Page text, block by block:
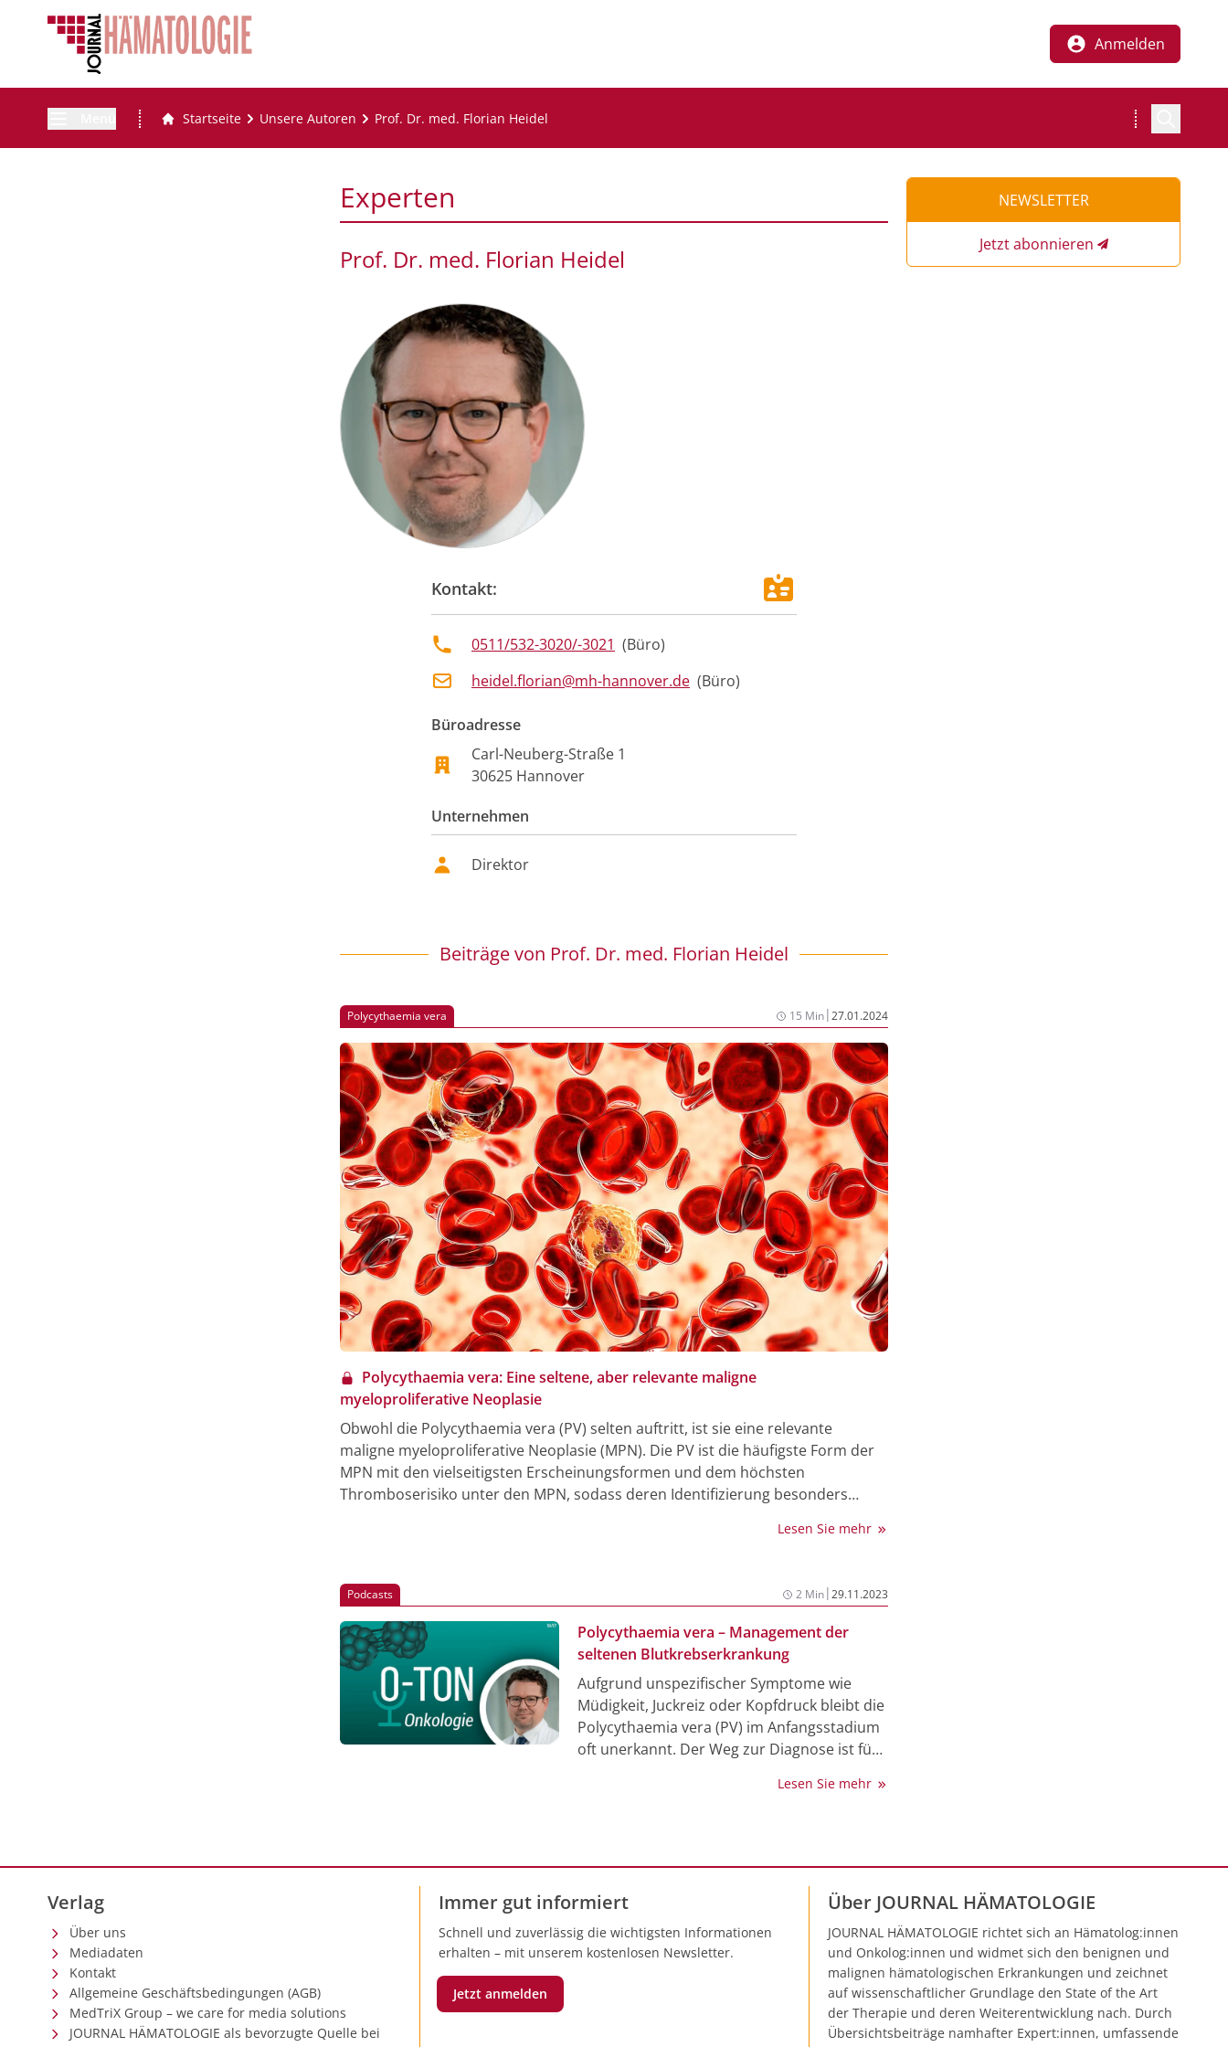
Anmelden
Startseite Unsere Autoren Prof. Dr. med. Florian Heidel
Experten
Prof. Dr. med. Florian Heidel
Kontakt:
0511/532-3020/-3021 (Büro)
heidel.florian@mh-hannover.de (Büro)
Büroadresse
Carl-Neuberg-Straße 1
30625 Hannover
Unternehmen
Direktor
Beiträge von Prof. Dr. med. Florian Heidel
Polycythaemia vera 15 Min|27.01.2024
Polycythaemia vera: Eine seltene, aber relevante maligne
myeloproliferative Neoplasie
Obwohl die Polycythaemia vera (PV) selten auftritt, ist sie eine relevante
maligne myeloproliferative Neoplasie (MPN). Die PV ist die häufigste Form der
MPN mit den vielseitigsten Erscheinungsformen und dem höchsten
Thromboserisiko unter den MPN, sodass deren Identifizierung besonders
die Lebensqualität der betroffenen Patient:innen verbessert und mögliche
eine multidisziplinäre Herangehensweise, um eine effektive Betreuung und
Behandlung zu gewährleisten.
Lesen Sie mehr
Podcasts 2 Min|29.11.2023
Polycythaemia vera – Management der
seltenen Blutkrebserkrankung
Aufgrund unspezifischer Symptome wie
Müdigkeit, Juckreiz oder Kopfdruck bleibt die
Polycythaemia vera (PV) im Anfangsstadium
oft unerkannt. Der Weg zur Diagnose ist für
Diagnose selbst ist ein Schock für die
der PV ist von zahlreichen Faktoren
abhängig. Erschwerend hinzu kommt, dass
etwa 30% der Betroffenen im Verlauf der
Erkrankung eine Progression in Richtung
Fibrose oder akuter Leukämie erleben
können. Gibt es spezifische Symptome, die
auf das Vorliegen einer Polycythaemia vera
Lesen Sie mehr
NEWSLETTER
Jetzt abonnieren
Verlag
Über uns
Mediadaten
Kontakt
Allgemeine Geschäftsbedingungen (AGB)
MedTriX Group – we care for media solutions
JOURNAL HÄMATOLOGIE als bevorzugte Quelle bei
Immer gut informiert
Schnell und zuverlässig die wichtigsten Informationen
erhalten – mit unserem kostenlosen Newsletter.
Jetzt anmelden
Über JOURNAL HÄMATOLOGIE
JOURNAL HÄMATOLOGIE richtet sich an Hämatolog:innen
und Onkolog:innen und widmet sich den benignen und
malignen hämatologischen Erkrankungen und zeichnet
auf wissenschaftlicher Grundlage den State of the Art
der Therapie und deren Weiterentwicklung nach. Durch
Übersichtsbeiträge namhafter Expert:innen, umfassende